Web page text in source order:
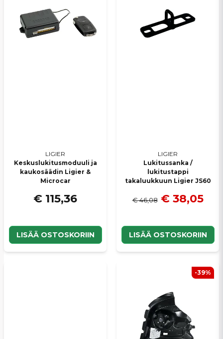
LIGIER
Keskuslukitusmoduuli ja
kaukosäädin Ligier &
Microcar
€ 115,36
LISÄÄ OSTOSKORIIN
LIGIER
Lukitussanka /
lukitustappi
takaluukkuun Ligier JS60
€ 46,08 € 38,05
LISÄÄ OSTOSKORIIN
-39%